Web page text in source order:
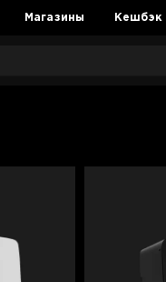
Магазины Кешбэк